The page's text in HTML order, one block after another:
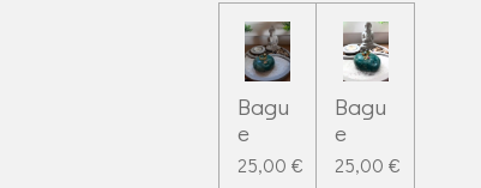
Bagu
e
25,00 €
Bagu
e
25,00 €